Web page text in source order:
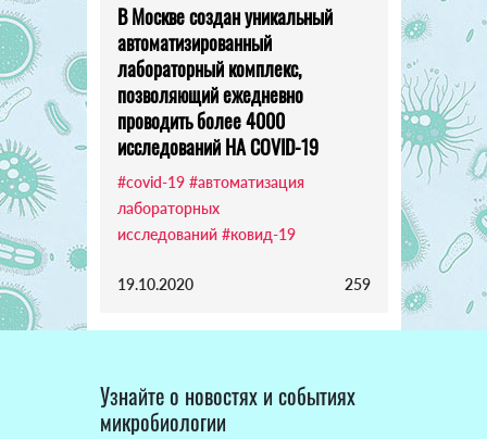
В Москве создан уникальный
автоматизированный
лабораторный комплекс,
позволяющий ежедневно
проводить более 4000
исследований НА COVID-19
#covid-19 #автоматизация
лабораторных
исследований #ковид-19
19.10.2020 259
Узнайте о новостях и событиях
микробиологии